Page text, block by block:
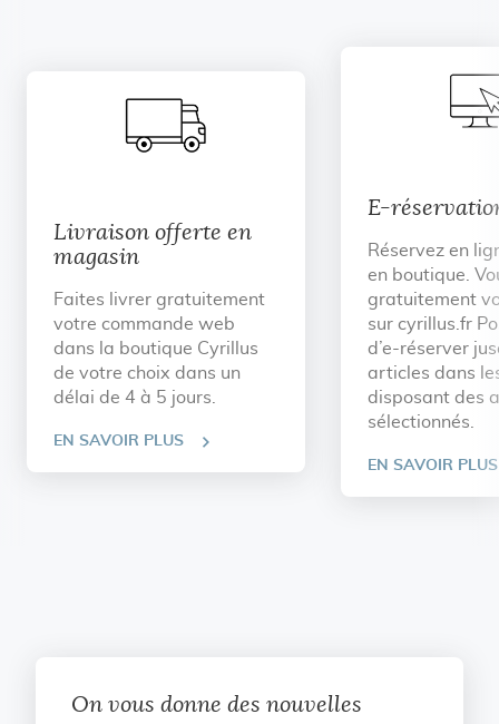
Livraison offerte en
magasin
Faites livrer gratuitement
votre commande web
dans la boutique Cyrillus
de votre choix dans un
délai de 4 à 5 jours.
EN SAVOIR PLUS
E-
Réservez en
en boutique.
gratuitement
sur cyrillus.fr
d’e-réserver
articles dans
disposant des
sélectionnés.
EN SAVOIR PLUS
On vous donne des nouvelles